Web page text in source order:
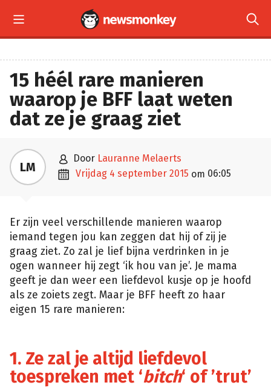
 
15 héél rare manieren
waarop je BFF laat weten
dat ze je graag ziet
LM  door Lauranne Melaerts
 vrijdag 4 september 2015 om 06:05
Er zijn veel verschillende manieren waarop
iemand tegen jou kan zeggen dat hij of zij je
graag ziet. Zo zal je lief bijna verdrinken in je
ogen wanneer hij zegt ‘ik hou van je’. Je mama
geeft je dan weer een liefdevol kusje op je hoofd
als ze zoiets zegt. Maar je BFF heeft zo haar
eigen 15 rare manieren:
1. Ze zal je altijd liefdevol
toespreken met ‘bitch‘ of ’trut’